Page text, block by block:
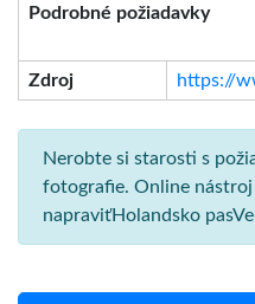
Podrobné požiadavky
Zdroj https://
Nerobte si starosti s
fotografie. Online
napraviťHolandsko